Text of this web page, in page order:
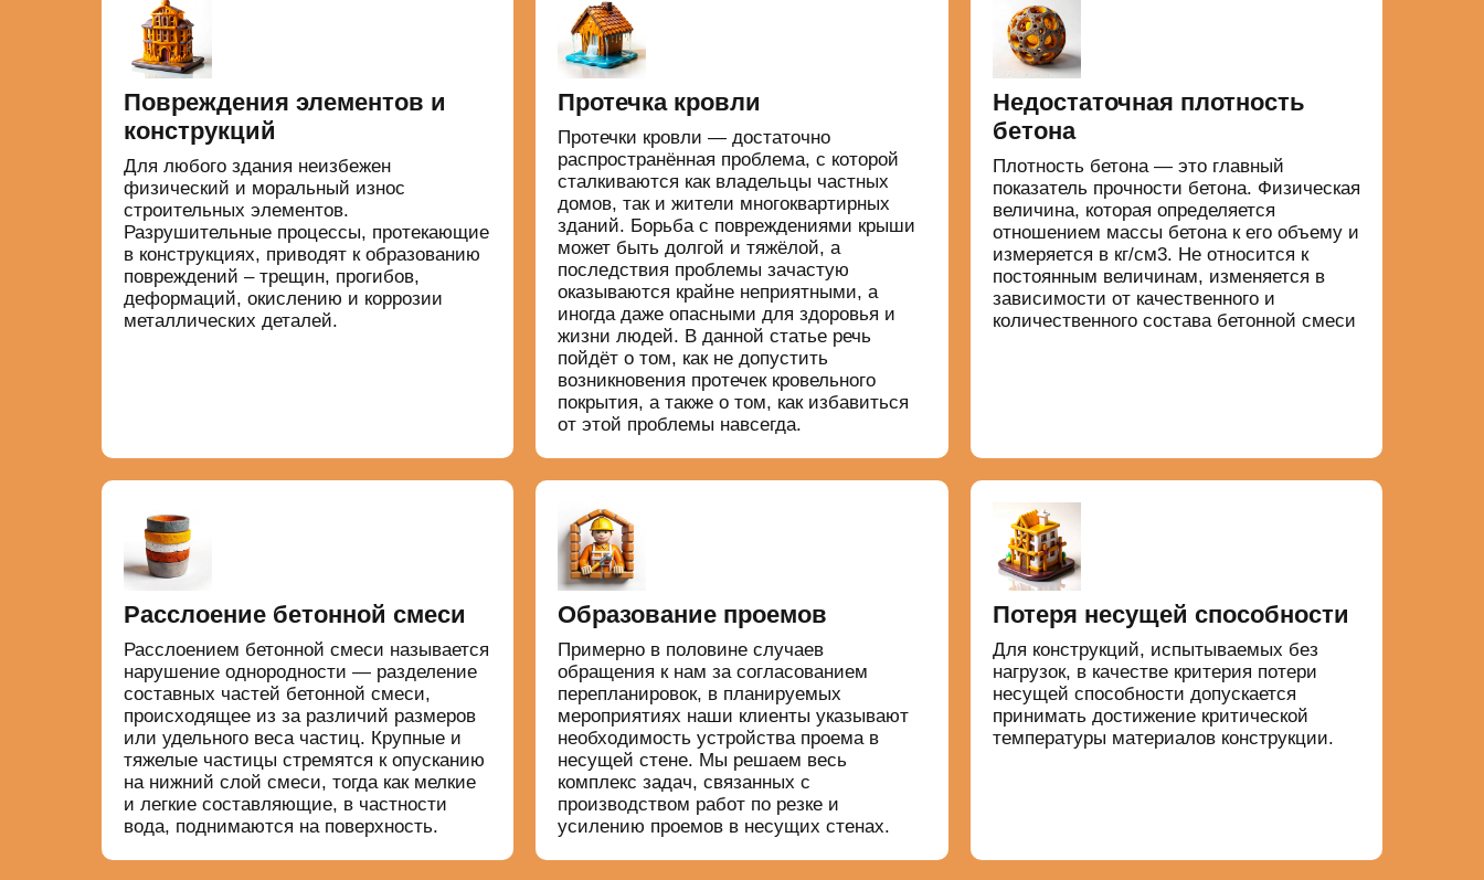
Повреждения элементов и
конструкций
Для любого здания неизбежен
физический и моральный износ
строительных элементов.
Разрушительные процессы, протекающие
в конструкциях, приводят к образованию
повреждений – трещин, прогибов,
деформаций, окислению и коррозии
металлических деталей.
Протечка кровли
Протечки кровли — достаточно
распространённая проблема, с которой
сталкиваются как владельцы частных
домов, так и жители многоквартирных
зданий. Борьба с повреждениями крыши
может быть долгой и тяжёлой, а
последствия проблемы зачастую
оказываются крайне неприятными, а
иногда даже опасными для здоровья и
жизни людей. В данной статье речь
пойдёт о том, как не допустить
возникновения протечек кровельного
покрытия, а также о том, как избавиться
от этой проблемы навсегда.
Недостаточная плотность
бетона
Плотность бетона — это главный
показатель прочности бетона. Физическая
величина, которая определяется
отношением массы бетона к его объему и
измеряется в кг/см3. Не относится к
постоянным величинам, изменяется в
зависимости от качественного и
количественного состава бетонной смеси
Расслоение бетонной смеси
Расслоением бетонной смеси называется
нарушение однородности — разделение
составных частей бетонной смеси,
происходящее из за различий размеров
или удельного веса частиц. Крупные и
тяжелые частицы стремятся к опусканию
на нижний слой смеси, тогда как мелкие
и легкие составляющие, в частности
вода, поднимаются на поверхность.
Образование проемов
Примерно в половине случаев
обращения к нам за согласованием
перепланировок, в планируемых
мероприятиях наши клиенты указывают
необходимость устройства проема в
несущей стене. Мы решаем весь
комплекс задач, связанных с
производством работ по резке и
усилению проемов в несущих стенах.
Потеря несущей способности
Для конструкций, испытываемых без
нагрузок, в качестве критерия потери
несущей способности допускается
принимать достижение критической
температуры материалов конструкции.